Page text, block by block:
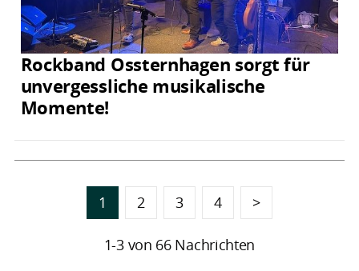
Rockband Ossternhagen sorgt für
unvergessliche musikalische
Momente!
1 2 3 4 >
1-3 von 66 Nachrichten